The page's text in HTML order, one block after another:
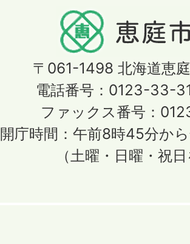
〒061-1498 北海道恵
電話番号：0123-33-
ファックス番号：
開庁時間：午前8時45分か
（土曜・日曜・祝